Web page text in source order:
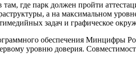
там, где парк должен пройти
а на максимальном
задач и графическое
обеспечения
уровню доверия.